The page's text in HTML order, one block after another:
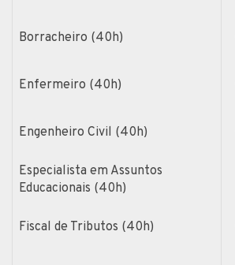
Borracheiro (40h)
Enfermeiro (40h)
Engenheiro Civil (40h)
Especialista em Assuntos
Educacionais (40h)
Fiscal de Tributos (40h)